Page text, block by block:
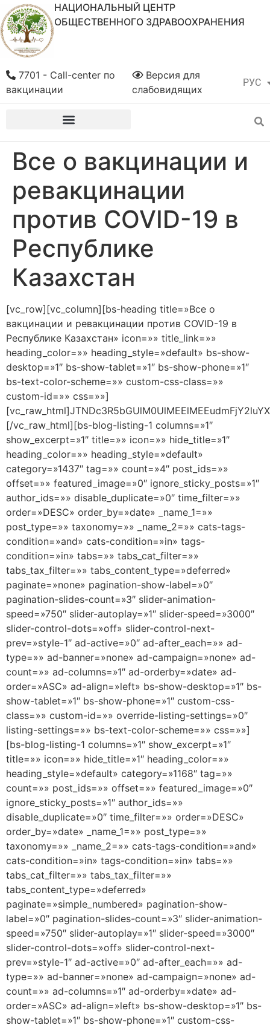
НАЦИОНАЛЬНЫЙ ЦЕНТР
ОБЩЕСТВЕННОГО ЗДРАВООХРАНЕНИЯ
РУС
ҚАЗ
Версия для
слабовидящих
7701 - Call-center по
вакцинации
Все о вакцинации и
ревакцинации
против COVID-19 в
Республике
Казахстан
[vc_row][vc_column][bs-heading title=»Все о
вакцинации и ревакцинации против COVID-19 в
Республике Казахстан» icon=»» title_link=»»
heading_color=»» heading_style=»default» bs-show-
desktop=»1″ bs-show-tablet=»1″ bs-show-phone=»1″
bs-text-color-scheme=»» custom-css-class=»»
custom-id=»» css=»»]
[/vc_raw_html][bs-blog-listing-1 columns=»1″
show_excerpt=»1″ title=»» icon=»» hide_title=»1″
heading_color=»» heading_style=»default»
category=»1437″ tag=»» count=»4″ post_ids=»»
offset=»» featured_image=»0″ ignore_sticky_posts=»1″
author_ids=»» disable_duplicate=»0″ time_filter=»»
order=»DESC» order_by=»date» _name_1=»»
post_type=»» taxonomy=»» _name_2=»» cats-tags-
condition=»and» cats-condition=»in» tags-
condition=»in» tabs=»» tabs_cat_filter=»»
tabs_tax_filter=»» tabs_content_type=»deferred»
paginate=»none» pagination-show-label=»0″
pagination-slides-count=»3″ slider-animation-
speed=»750″ slider-autoplay=»1″ slider-speed=»3000″
slider-control-dots=»off» slider-control-next-
prev=»style-1″ ad-active=»0″ ad-after_each=»» ad-
type=»» ad-banner=»none» ad-campaign=»none» ad-
count=»» ad-columns=»1″ ad-orderby=»date» ad-
order=»ASC» ad-align=»left» bs-show-desktop=»1″ bs-
show-tablet=»1″ bs-show-phone=»1″ custom-css-
class=»» custom-id=»» override-listing-settings=»0″
listing-settings=»» bs-text-color-scheme=»» css=»»]
[bs-blog-listing-1 columns=»1″ show_excerpt=»1″
title=»» icon=»» hide_title=»1″ heading_color=»»
heading_style=»default» category=»1168″ tag=»»
count=»» post_ids=»» offset=»» featured_image=»0″
ignore_sticky_posts=»1″ author_ids=»»
disable_duplicate=»0″ time_filter=»» order=»DESC»
order_by=»date» _name_1=»» post_type=»»
taxonomy=»» _name_2=»» cats-tags-condition=»and»
cats-condition=»in» tags-condition=»in» tabs=»»
tabs_cat_filter=»» tabs_tax_filter=»»
tabs_content_type=»deferred»
paginate=»simple_numbered» pagination-show-
label=»0″ pagination-slides-count=»3″ slider-animation-
speed=»750″ slider-autoplay=»1″ slider-speed=»3000″
slider-control-dots=»off» slider-control-next-
prev=»style-1″ ad-active=»0″ ad-after_each=»» ad-
type=»» ad-banner=»none» ad-campaign=»none» ad-
count=»» ad-columns=»1″ ad-orderby=»date» ad-
order=»ASC» ad-align=»left» bs-show-desktop=»1″ bs-
show-tablet=»1″ bs-show-phone=»1″ custom-css-